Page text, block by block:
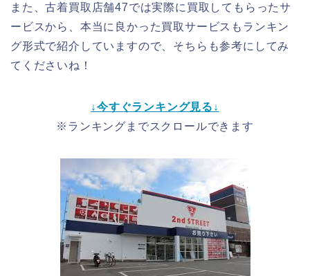
また、古着買取店舗47では実際に買取してもらったサ
ービスから、本当に良かった買取サービスもランキン
グ形式で紹介していますので、そちらも参考にしてみ
てくださいね！
↓今すぐランキング見る↓
※ランキングまでスクロールできます